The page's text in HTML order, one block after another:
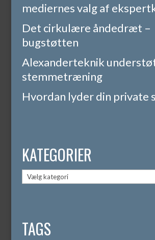
mediernes valg af
Det cirkulære åndedræt –
bugstøtten
Alexanderteknik
stemmetræning
Hvordan lyder din private
KATEGORIER
Kategorier
TAGS